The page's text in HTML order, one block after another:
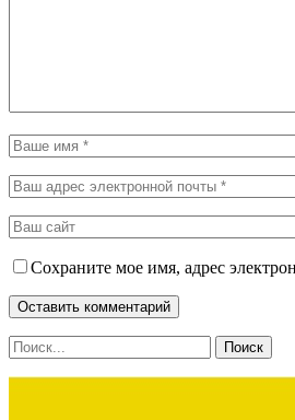
Сохраните мое имя, адрес